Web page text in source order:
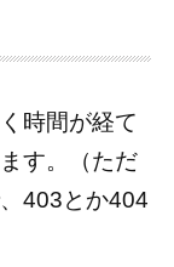
時間が経て
す。（ただ
403とか404